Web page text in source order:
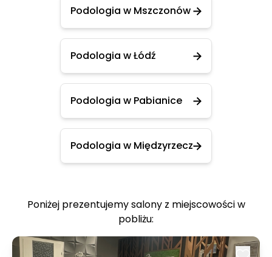
Podologia w Mszczonów
Podologia w Łódź
Podologia w Pabianice
Podologia w Międzyrzecz
Poniżej prezentujemy salony z miejscowości w
pobliżu: